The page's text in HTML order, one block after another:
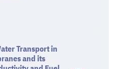
Transport in
and its